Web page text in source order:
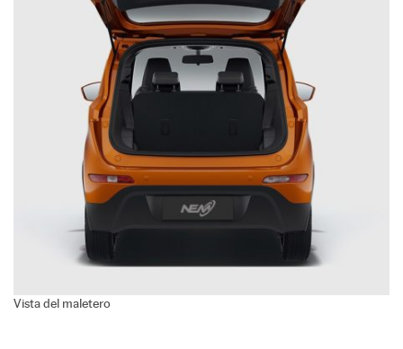
Vista del maletero